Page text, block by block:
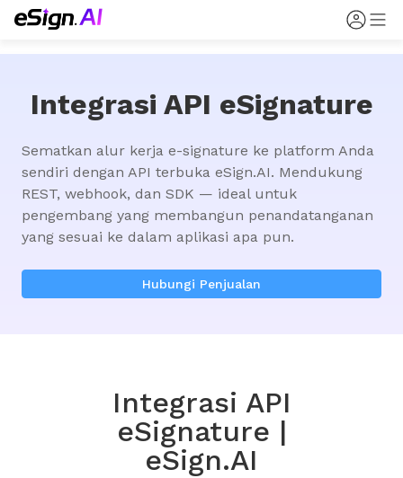
Integrasi API eSignature
Sematkan alur kerja e-signature ke platform Anda
sendiri dengan API terbuka eSign.AI. Mendukung
REST, webhook, dan SDK — ideal untuk
pengembang yang membangun penandatanganan
yang sesuai ke dalam aplikasi apa pun.
Hubungi Penjualan
Integrasi API
eSignature |
eSign.AI